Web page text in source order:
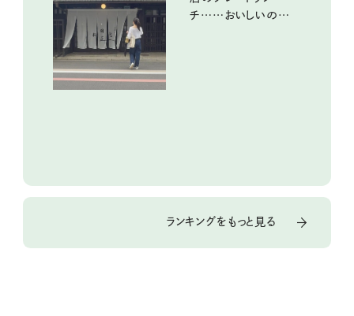
チ……おいしいのんび
ランキングをもっと見る